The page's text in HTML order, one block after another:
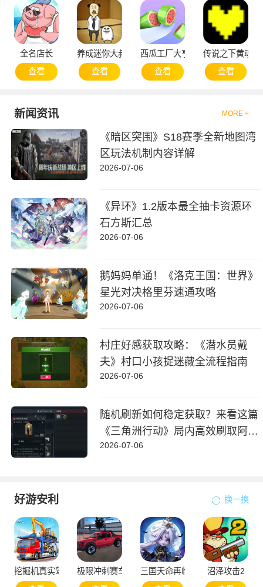
全名店长
查看
养成迷你大叔
查看
西瓜工厂大亨
查看
传说之下黄魂
查看
新闻资讯 MORE +
《暗区突围》S18赛季全新地图湾
区玩法机制内容详解
2026-07-06
《异环》1.2版本最全抽卡资源环
石方斯汇总
2026-07-06
鹅妈妈单通！《洛克王国：世界》
星光对决格里芬速通攻略
2026-07-06
村庄好感获取攻略：《潜水员戴
夫》村口小孩捉迷藏全流程指南
2026-07-06
随机刷新如何稳定获取？来看这篇
《三角洲行动》局内高效刷取阿萨
拉牌盒指南
2026-07-06
好游安利 换一换
挖掘机真实驾驶
极限冲刺赛车
三国天命再临
沼泽攻击2